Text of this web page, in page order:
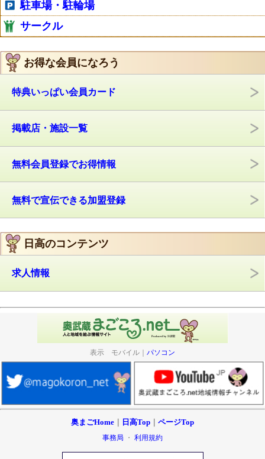
駐車場・駐輪場
サークル
お得な会員になろう
特典いっぱい会員カード
掲載店・施設一覧
無料会員登録でお得情報
無料で宣伝できる加盟登録
日高のコンテンツ
求人情報
表示 モバイル｜ パソコン
奥まごHome 日高Top ページTop
事務局 ・ 利用規約